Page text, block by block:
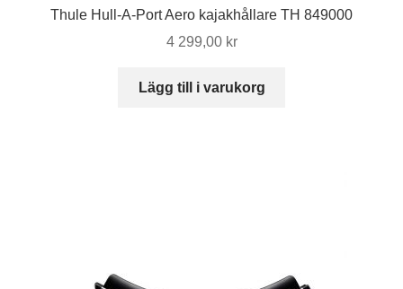
Thule Hull-A-Port Aero kajakhållare TH 849000
4 299,00 kr
Lägg till i varukorg